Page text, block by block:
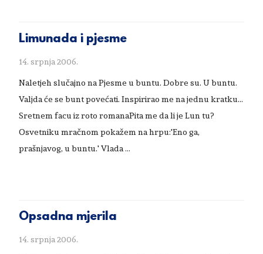
Limunada i pjesme
14. srpnja 2006.
Naletjeh slučajno na Pjesme u buntu. Dobre su. U buntu.
Valjda će se bunt povećati. Inspirirao me na jednu kratku...
Sretnem facu iz roto romanaPita me da li je Lun tu?
Osvetniku mračnom pokažem na hrpu:'Eno ga,
prašnjavog, u buntu.' Vlada …
Opsadna mjerila
14. srpnja 2006.